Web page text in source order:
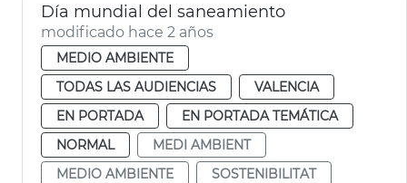
Día mundial del saneamiento
modificado hace 2 años
MEDIO AMBIENTE
TODAS LAS AUDIENCIAS
VALENCIA
EN PORTADA
EN PORTADA TEMÁTICA
NORMAL
MEDI AMBIENT
MEDIO AMBIENTE
SOSTENIBILITAT